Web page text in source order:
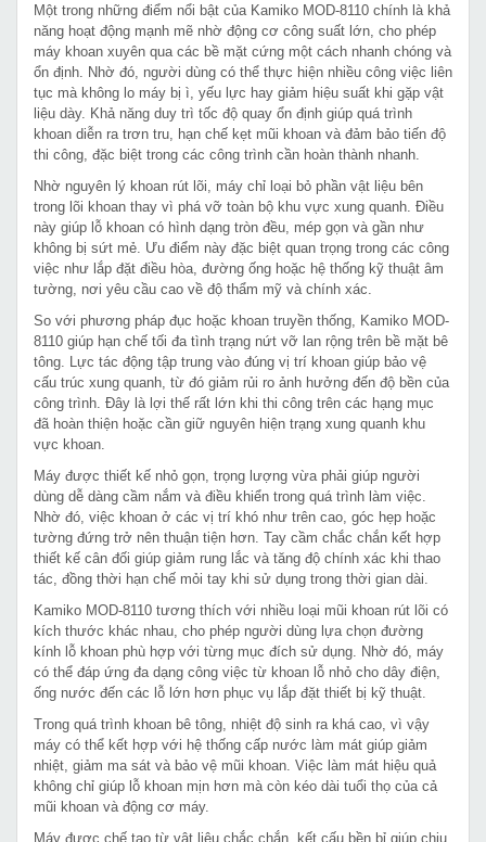
Một trong những điểm nổi bật của Kamiko MOD-8110 chính là khả
năng hoạt động mạnh mẽ nhờ động cơ công suất lớn, cho phép
máy khoan xuyên qua các bề mặt cứng một cách nhanh chóng và
ổn định. Nhờ đó, người dùng có thể thực hiện nhiều công việc liên
tục mà không lo máy bị ì, yếu lực hay giảm hiệu suất khi gặp vật
liệu dày. Khả năng duy trì tốc độ quay ổn định giúp quá trình
khoan diễn ra trơn tru, hạn chế kẹt mũi khoan và đảm bảo tiến độ
thi công, đặc biệt trong các công trình cần hoàn thành nhanh.
Nhờ nguyên lý khoan rút lõi, máy chỉ loại bỏ phần vật liệu bên
trong lõi khoan thay vì phá vỡ toàn bộ khu vực xung quanh. Điều
này giúp lỗ khoan có hình dạng tròn đều, mép gọn và gần như
không bị sứt mẻ. Ưu điểm này đặc biệt quan trọng trong các công
việc như lắp đặt điều hòa, đường ống hoặc hệ thống kỹ thuật âm
tường, nơi yêu cầu cao về độ thẩm mỹ và chính xác.
So với phương pháp đục hoặc khoan truyền thống, Kamiko MOD-
8110 giúp hạn chế tối đa tình trạng nứt vỡ lan rộng trên bề mặt bê
tông. Lực tác động tập trung vào đúng vị trí khoan giúp bảo vệ
cấu trúc xung quanh, từ đó giảm rủi ro ảnh hưởng đến độ bền của
công trình. Đây là lợi thế rất lớn khi thi công trên các hạng mục
đã hoàn thiện hoặc cần giữ nguyên hiện trạng xung quanh khu
vực khoan.
Máy được thiết kế nhỏ gọn, trọng lượng vừa phải giúp người
dùng dễ dàng cầm nắm và điều khiển trong quá trình làm việc.
Nhờ đó, việc khoan ở các vị trí khó như trên cao, góc hẹp hoặc
tường đứng trở nên thuận tiện hơn. Tay cầm chắc chắn kết hợp
thiết kế cân đối giúp giảm rung lắc và tăng độ chính xác khi thao
tác, đồng thời hạn chế mỏi tay khi sử dụng trong thời gian dài.
Kamiko MOD-8110 tương thích với nhiều loại mũi khoan rút lõi có
kích thước khác nhau, cho phép người dùng lựa chọn đường
kính lỗ khoan phù hợp với từng mục đích sử dụng. Nhờ đó, máy
có thể đáp ứng đa dạng công việc từ khoan lỗ nhỏ cho dây điện,
ống nước đến các lỗ lớn hơn phục vụ lắp đặt thiết bị kỹ thuật.
Trong quá trình khoan bê tông, nhiệt độ sinh ra khá cao, vì vậy
máy có thể kết hợp với hệ thống cấp nước làm mát giúp giảm
nhiệt, giảm ma sát và bảo vệ mũi khoan. Việc làm mát hiệu quả
không chỉ giúp lỗ khoan mịn hơn mà còn kéo dài tuổi thọ của cả
mũi khoan và động cơ máy.
Máy được chế tạo từ vật liệu chắc chắn, kết cấu bền bỉ giúp chịu